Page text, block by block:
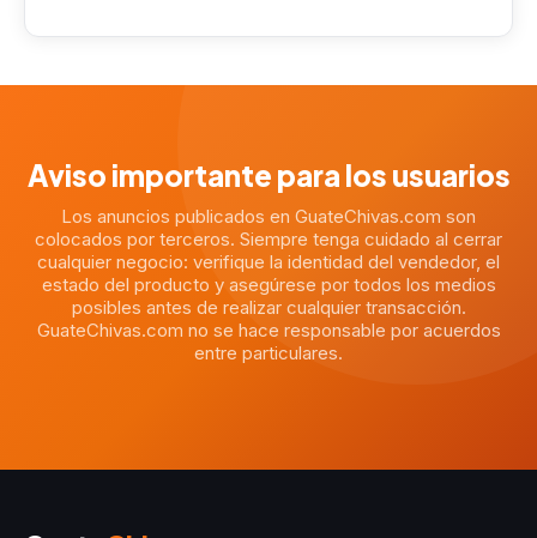
Aviso importante para los usuarios
Los anuncios publicados en GuateChivas.com son
colocados por terceros. Siempre tenga cuidado al cerrar
cualquier negocio: verifique la identidad del vendedor, el
estado del producto y asegúrese por todos los medios
posibles antes de realizar cualquier transacción.
GuateChivas.com no se hace responsable por acuerdos
entre particulares.